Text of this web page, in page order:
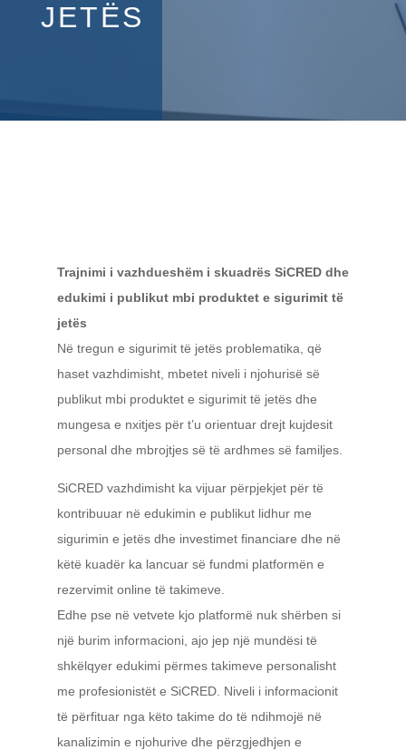
JETËS
Trajnimi i vazhdueshëm i skuadrës SiCRED dhe
edukimi i publikut mbi produktet e sigurimit të
jetës
Në tregun e sigurimit të jetës problematika, që
haset vazhdimisht, mbetet niveli i njohurisë së
publikut mbi produktet e sigurimit të jetës dhe
mungesa e nxitjes për t’u orientuar drejt kujdesit
personal dhe mbrojtjes së të ardhmes së familjes.
SiCRED vazhdimisht ka vijuar përpjekjet për të
kontribuuar në edukimin e publikut lidhur me
sigurimin e jetës dhe investimet financiare dhe në
këtë kuadër ka lancuar së fundmi platformën e
rezervimit online të takimeve.
Edhe pse në vetvete kjo platformë nuk shërben si
një burim informacioni, ajo jep një mundësi të
shkëlqyer edukimi përmes takimeve personalisht
me profesionistët e SiCRED. Niveli i informacionit
të përfituar nga këto takime do të ndihmojë në
kanalizimin e njohurive dhe përzgjedhjen e